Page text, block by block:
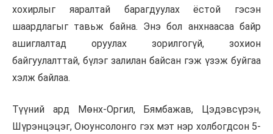
хохирлыг яаралтай барагдуулах ёстой гэсэн
шаардлагыг тавьж байна. Энэ бол анхнаасаа байр
ашиглалтад оруулах зорилгогүй, зохион
байгуулалттай, бүлэг залилан байсан гэж үзэж буйгаа
хэлж байлаа.
Түүний ард Мөнх-Оргил, Бямбажав, Цэдэвсүрэн,
Шүрэнцэцэг, Оюунсолонго гэх мэт нэр холбогдсон 5-